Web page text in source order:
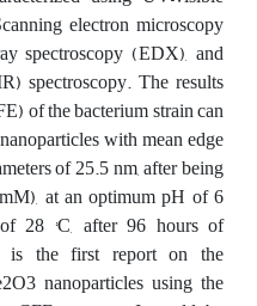
electron microscopy
spectroscopy (EDX), and
spectroscopy. The results
of the bacterium strain can
with mean edge
of 25.5 nm, after being
at an optimum pH of 6
28 °C, after 96 hours of
is the first report on the
nanoparticles using the